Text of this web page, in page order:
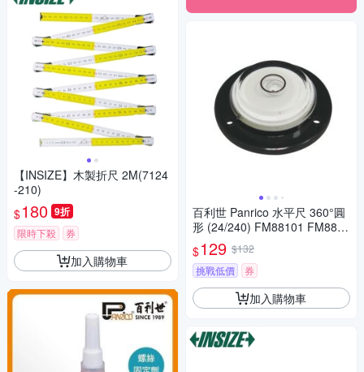
【INSIZE】木製折尺 2M(7124
-210)
$180 9折
限時下殺 券
加入購物車
百利世 Panrico 水平尺 360°圓
形 (24/240) FM88101 FM8810
$129 $132
挑戰低價
券
加入購物車